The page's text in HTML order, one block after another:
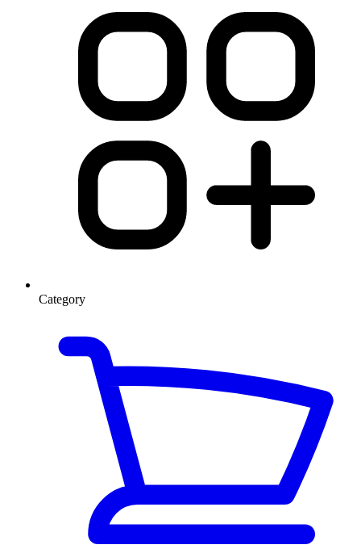
Category